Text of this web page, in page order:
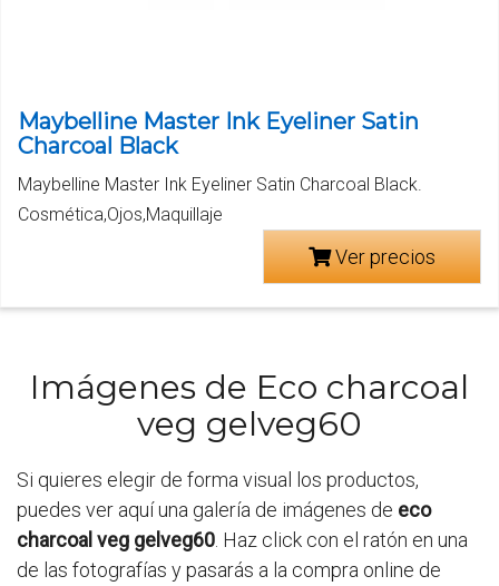
Maybelline Master Ink Eyeliner Satin
Charcoal Black
Maybelline Master Ink Eyeliner Satin Charcoal Black.
Cosmética,Ojos,Maquillaje
Ver precios
Imágenes de Eco charcoal
veg gelveg60
Si quieres elegir de forma visual los productos,
puedes ver aquí una galería de imágenes de eco
charcoal veg gelveg60 . Haz click con el ratón en una
de las fotografías y pasarás a la compra online de